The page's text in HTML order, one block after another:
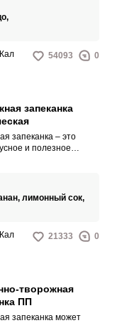
54093 0
запеканка
запеканка – это
и полезное
лимонный сок,
21333 0
творожная
ПП
запеканка может